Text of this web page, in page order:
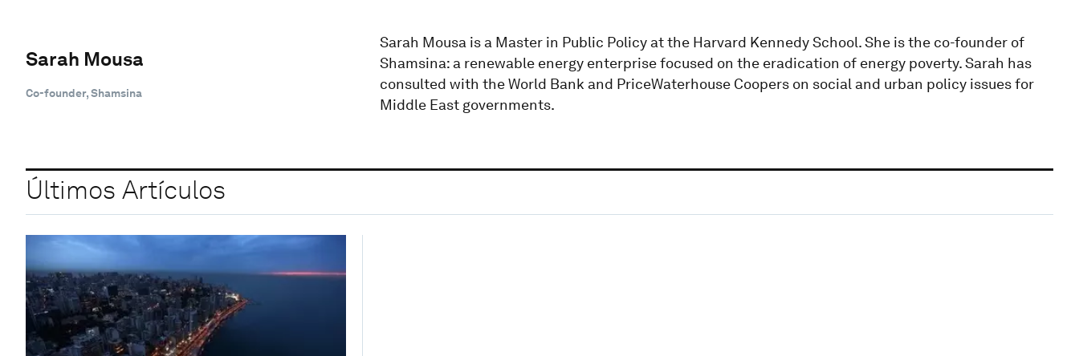
Sarah Mousa
Co-founder, Shamsina
Sarah Mousa is a Master in Public Policy at the Harvard Kennedy School. She is the co-founder of
Shamsina: a renewable energy enterprise focused on the eradication of energy poverty. Sarah has
consulted with the World Bank and PriceWaterhouse Coopers on social and urban policy issues for
Middle East governments.
Últimos Artículos